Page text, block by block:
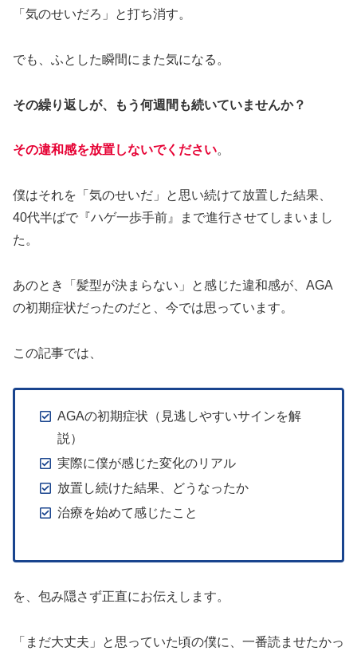
「気のせいだろ」と打ち消す。
でも、ふとした瞬間にまた気になる。
その繰り返しが、もう何週間も続いていませんか？
その違和感を放置しないでください。
僕はそれを「気のせいだ」と思い続けて放置した結果、
40代半ばで『ハゲ一歩手前』まで進行させてしまいまし
た。
あのとき「髪型が決まらない」と感じた違和感が、AGA
の初期症状だったのだと、今では思っています。
この記事では、
AGAの初期症状（見逃しやすいサインを解
説）
実際に僕が感じた変化のリアル
放置し続けた結果、どうなったか
治療を始めて感じたこと
を、包み隠さず正直にお伝えします。
「まだ大丈夫」と思っていた頃の僕に、一番読ませたかっ